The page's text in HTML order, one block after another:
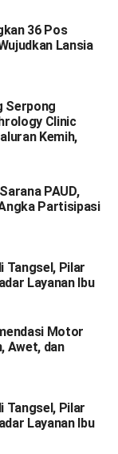
36 Pos
Lansia
Serpong
Clinic
Kemih,
PAUD,
Partisipasi
Tangsel, Pilar
Layanan Ibu
Motor
Awet, dan
Tangsel, Pilar
Layanan Ibu